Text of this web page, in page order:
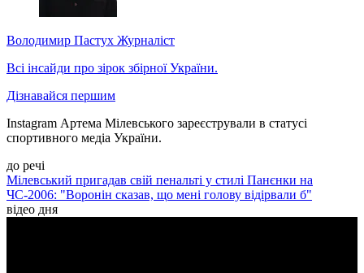
Володимир Пастух Журналіст
Всі інсайди про зірок збірної України.
Дізнавайся першим
Instagram Артема Мілевського зареєстрували в статусі
спортивного медіа України.
до речі
Мілевський пригадав свій пенальті у стилі Панєнки на
ЧС-2006: "Воронін сказав, що мені голову відірвали б"
відео дня